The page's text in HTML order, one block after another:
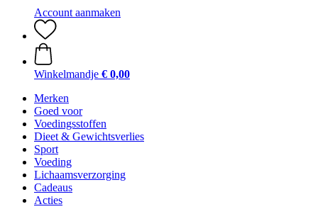
Account aanmaken
Winkelmandje € 0,00
Merken
Goed voor
Voedingsstoffen
Dieet & Gewichtsverlies
Sport
Voeding
Lichaamsverzorging
Cadeaus
Acties